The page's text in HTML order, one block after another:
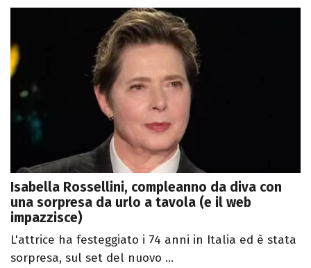
Isabella Rossellini, compleanno da diva con
una sorpresa da urlo a tavola (e il web
impazzisce)
L'attrice ha festeggiato i 74 anni in Italia ed è stata
sorpresa, sul set del nuovo ...